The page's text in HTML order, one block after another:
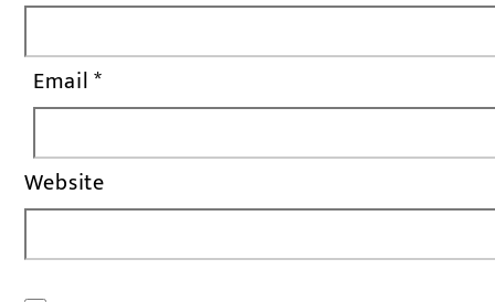
Email*
Website